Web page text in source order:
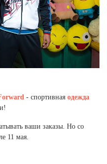
- спортивная одежда
ваши заказы. Но со
11 мая.